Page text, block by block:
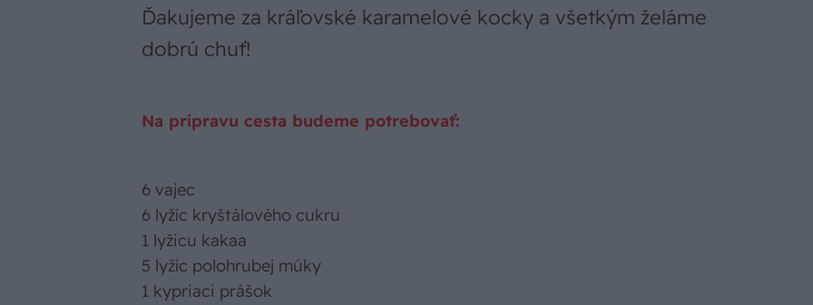
Ďakujeme za kráľovské karamelové kocky a všetkým želáme
dobrú chuť!
Na prípravu cesta budeme potrebovať:
6 vajec
6 lyžíc kryštálového cukru
1 lyžicu kakaa
5 lyžíc polohrubej múky
1 kypriaci prášok